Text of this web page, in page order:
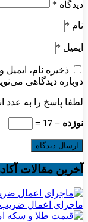
دیدگاه *
نام *
ایمیل *
ذخیره نام،
دوباره دیدگاهی
لطفا پاسخ را به عدد
نوزده − 17 =
آخرین مقالات
ماجرای اعمال ضریب ۲.۷ برای اینترنت بین‌الملل چیست؟